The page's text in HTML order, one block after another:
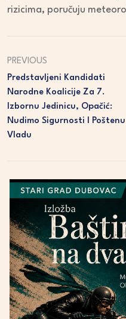
rizicima, poručuju
PREVIOUS
Predstavljeni Kandidati
Narodne Koalicije Za 7.
Izbornu Jedinicu, Opačić:
Nudimo Sigurnosti I Poštenu
Vladu